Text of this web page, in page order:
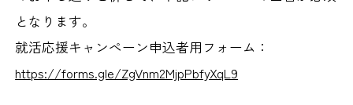
となります。
就活応援キャンペーン申込者用フォーム：
https://forms.gle/ZgVnm2MjpPbfyXqL9